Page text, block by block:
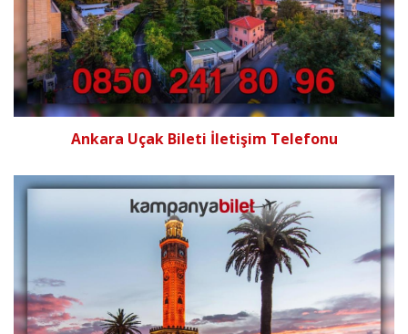
Ankara Uçak Bileti İletişim Telefonu